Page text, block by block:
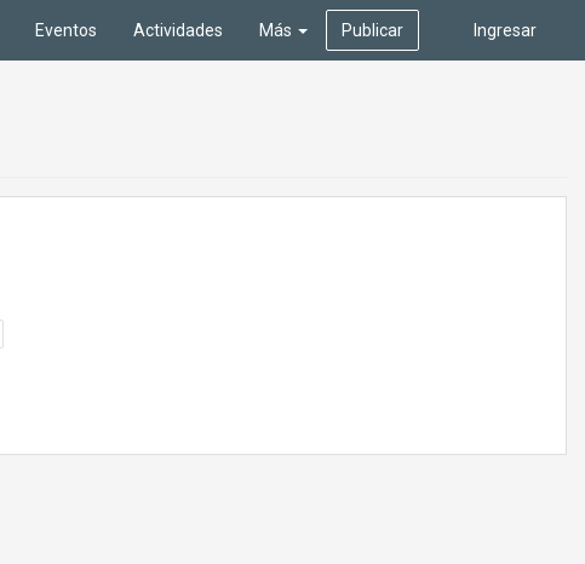
Ingresar
Eventos Actividades Más Publicar